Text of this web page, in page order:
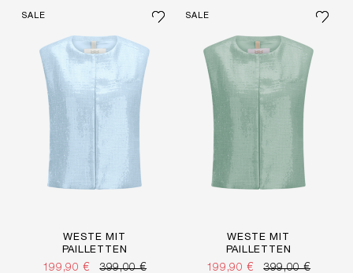
SALE
WESTE MIT
PAILLETTEN
199,90 € 399,00 €
SALE
WESTE MIT
PAILLETTEN
199,90 € 399,00 €